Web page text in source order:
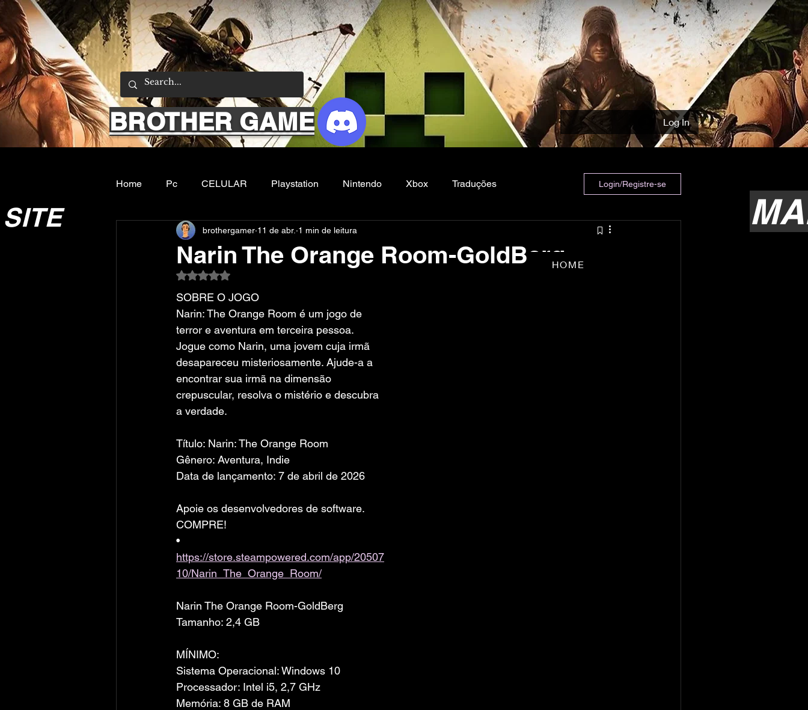
BROTHER GAME Log In
Home Pc CELULAR Playstation Nintendo Xbox Traduções
Emuladores Sobre nos Filmes e Series
Login/Registre-se
Narin The Orange Room-GoldBerg
brothergamer 11 de abr. 1 min de leitura
Avaliado com NaN de 5 estrelas.
SOBRE O JOGO
Narin: The Orange Room é um jogo de
terror e aventura em terceira pessoa.
Jogue como Narin, uma jovem cuja irmã
desapareceu misteriosamente. Ajude-a a
encontrar sua irmã na dimensão
crepuscular, resolva o mistério e descubra
a verdade.
Título: Narin: The Orange Room
Gênero: Aventura, Indie
Data de lançamento: 7 de abril de 2026
Apoie os desenvolvedores de software.
COMPRE!
•
https://store.steampowered.com/app/20507
10/Narin_The_Orange_Room/
Narin The Orange Room-GoldBerg
Tamanho: 2,4 GB
MÍNIMO:
Sistema Operacional: Windows 10
Processador: Intel i5, 2,7 GHz
Memória: 8 GB de RAM
HOME